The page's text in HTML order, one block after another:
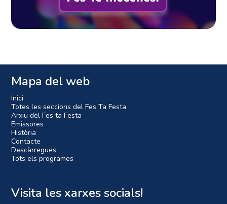
Mapa del web
Inici
Totes les seccions del Fes Ta Festa
Arxiu del Fes ta Festa
Emissores
Història
Contacte
Descàrregues
Tots els programes
Visita les xarxes socials!